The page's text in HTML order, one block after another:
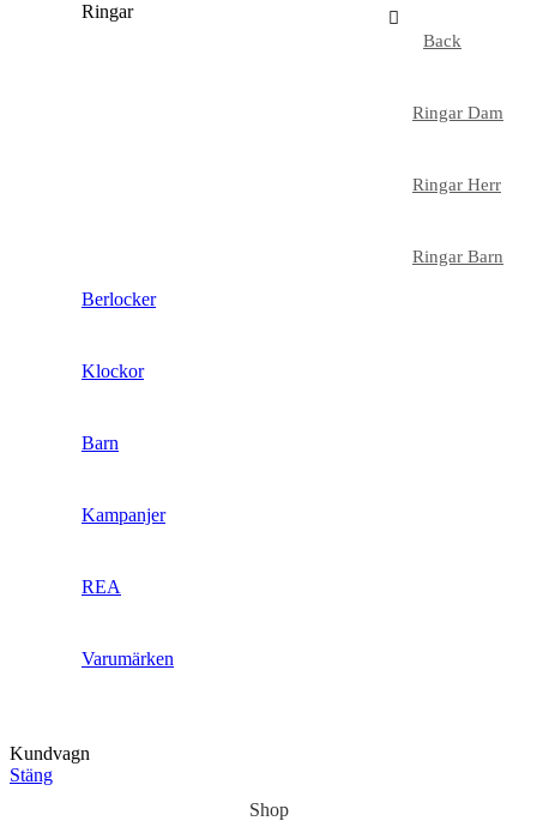
Ringar
Back
Ringar Dam
Ringar Herr
Ringar Barn
Berlocker
Klockor
Barn
Kampanjer
REA
Varumärken
Kundvagn
Stäng
Shop